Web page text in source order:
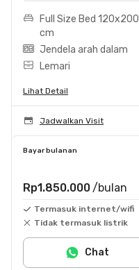
Full Size Bed 120x200
cm
Jendela arah dalam
Lemari
Lihat Detail
Jadwalkan Visit
Bayar bulanan
Rp1.850.000 /bulan
Termasuk internet/wifi
Tidak termasuk listrik
Chat